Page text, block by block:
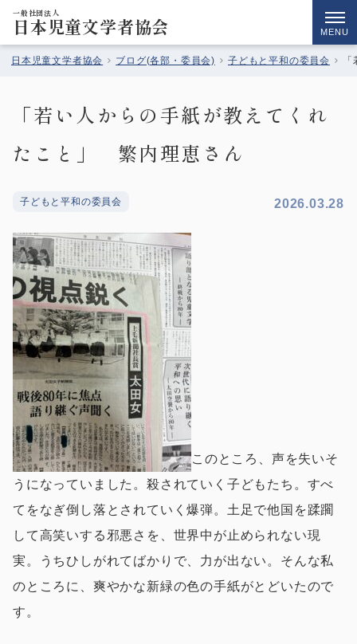
一般社団法人
日本児童文学者協会 MENU
日本児童文学者協会 ブログ(各部・委員会) 子どもと平和の委員会
「若い人からの手紙が教えてくれ
たこと」 繁内理恵さん
子どもと平和の委員会 2026.03.28
このところ、声を失いそ
うになっていました。殺されていく子どもたち。すべ
てをなぎ倒し落とされていく爆弾。土足で他国を蹂躙
して高笑いする邪悪さを、世界中が止められない現
実。うちひしがれてばかりで、力が出ない。そんな私
のところに、爽やかな新緑の色の手紙がとどいたので
す。